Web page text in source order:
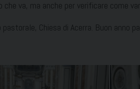
va, ma anche per verificare come
Chiesa di Acerra. Buon anno